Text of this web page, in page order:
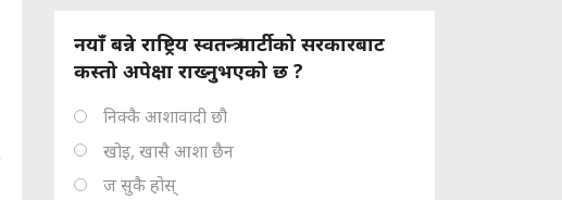
नयाँ बन्ने राष्ट्रिय स्वतन्त्र पार्टीको सरकारबाट
कस्तो अपेक्षा राख्नुभएको छ ?
निक्कै आशावादी छौ
खोइ, खासै आशा छैन
ज सुकै होस्